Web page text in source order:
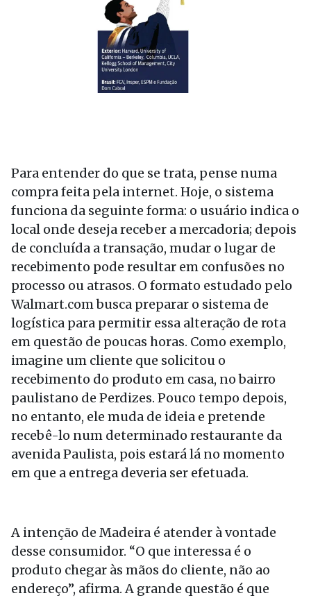
Para entender do que se trata, pense numa
compra feita pela internet. Hoje, o sistema
funciona da seguinte forma: o usuário indica o
local onde deseja receber a mercadoria; depois
de concluída a transação, mudar o lugar de
recebimento pode resultar em confusões no
processo ou atrasos. O formato estudado pelo
Walmart.com busca preparar o sistema de
logística para permitir essa alteração de rota
em questão de poucas horas. Como exemplo,
imagine um cliente que solicitou o
recebimento do produto em casa, no bairro
paulistano de Perdizes. Pouco tempo depois,
no entanto, ele muda de ideia e pretende
recebê-lo num determinado restaurante da
avenida Paulista, pois estará lá no momento
em que a entrega deveria ser efetuada.
A intenção de Madeira é atender à vontade
desse consumidor. “O que interessa é o
produto chegar às mãos do cliente, não ao
endereço”, afirma. A grande questão é que